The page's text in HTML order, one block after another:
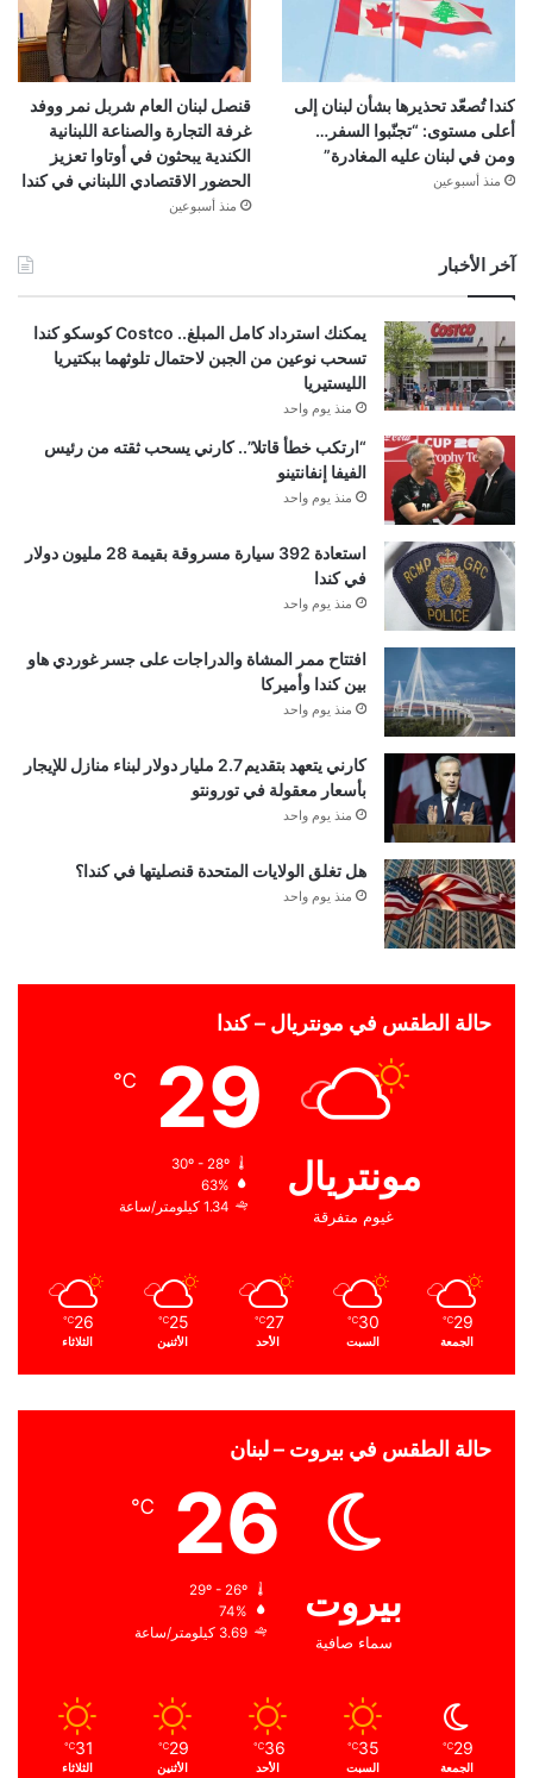
كندا تُصعّد تحذيرها بشأن لبنان إلى
أعلى مستوى: “تجنّبوا السفر…
ومن في لبنان عليه المغادرة”
منذ أسبوعين
قنصل لبنان العام شربل نمر ووفد
غرفة التجارة والصناعة اللبنانية
الكندية يبحثون في أوتاوا تعزيز
الحضور الاقتصادي اللبناني في كندا
منذ أسبوعين
آخر الأخبار
يمكنك استرداد كامل المبلغ.. Costco كوسكو كندا
تسحب نوعين من الجبن لاحتمال تلوثهما ببكتيريا
الليستيريا
منذ يوم واحد
“ارتكب خطأ قاتلا”.. كارني يسحب ثقته من رئيس
الفيفا إنفانتينو
منذ يوم واحد
استعادة 392 سيارة مسروقة بقيمة 28 مليون دولار
في كندا
منذ يوم واحد
افتتاح ممر المشاة والدراجات على جسر غوردي هاو
بين كندا وأميركا
منذ يوم واحد
كارني يتعهد بتقديم 2.7 مليار دولار لبناء منازل للإيجار
بأسعار معقولة في تورونتو
منذ يوم واحد
هل تغلق الولايات المتحدة قنصليتها في كندا؟
منذ يوم واحد
حالة الطقس في مونتريال – كندا
مونتريال
غيوم متفرقة
29
℃
30º - 28º
63%
1.34 كيلومتر/ساعة
29
℃
الجمعة
30
℃
السبت
27
℃
الأحد
25
℃
الأثنين
26
℃
الثلاثاء
حالة الطقس في بيروت – لبنان
بيروت
سماء صافية
26
℃
74%
3.69 كيلومتر/ساعة
29
℃
الجمعة
35
℃
السبت
36
℃
الأحد
29
℃
الأثنين
31
℃
الثلاثاء